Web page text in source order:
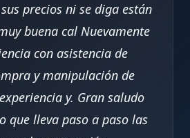
precios ni se diga están
buena cal Nuevamente
con asistencia de
y manipulación de
y. Gran saludo
que lleva paso a paso las